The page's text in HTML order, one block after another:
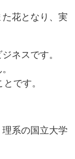
花となり、実
ネスです。
です。
系の国立大学